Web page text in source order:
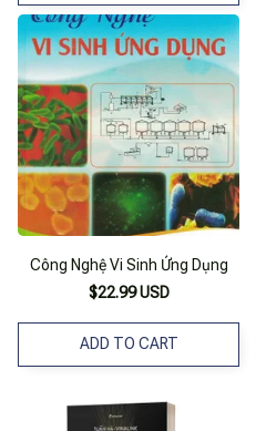
Công Nghệ Vi Sinh Ứng Dụng
$22.99 USD
ADD TO CART